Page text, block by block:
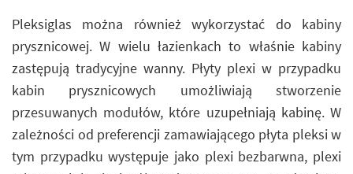
Pleksiglas można również wykorzystać do kabiny
prysznicowej. W wielu łazienkach to właśnie kabiny
zastępują tradycyjne wanny. Płyty plexi w przypadku
kabin prysznicowych umożliwiają stworzenie
przesuwanych modułów, które uzupełniają kabinę. W
zależności od preferencji zamawiającego płyta pleksi w
tym przypadku występuje jako plexi bezbarwna, plexi